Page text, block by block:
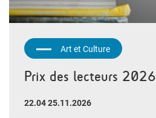
Art et Culture
Prix des lecteurs 2026
22.04 25.11.2026